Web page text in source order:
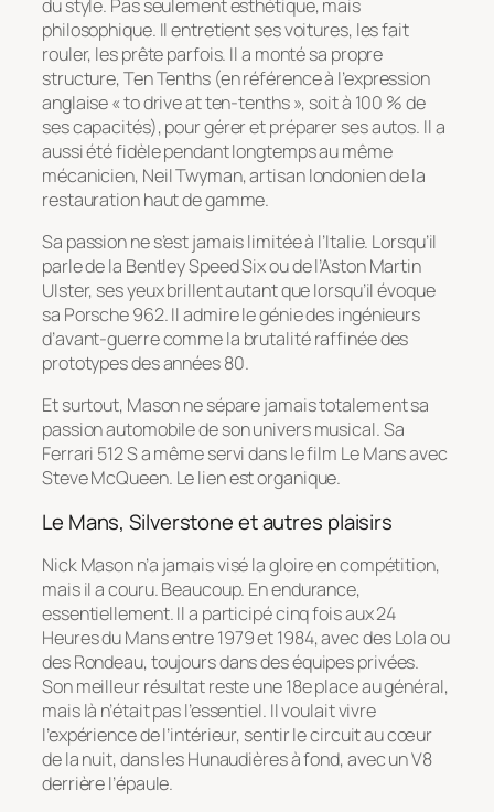
du style. Pas seulement esthétique, mais
philosophique. Il entretient ses voitures, les fait
rouler, les prête parfois. Il a monté sa propre
structure, Ten Tenths (en référence à l’expression
anglaise « to drive at ten-tenths », soit à 100 % de
ses capacités), pour gérer et préparer ses autos. Il a
aussi été fidèle pendant longtemps au même
mécanicien, Neil Twyman, artisan londonien de la
restauration haut de gamme.
Sa passion ne s’est jamais limitée à l’Italie. Lorsqu’il
parle de la Bentley Speed Six ou de l’Aston Martin
Ulster, ses yeux brillent autant que lorsqu’il évoque
sa Porsche 962. Il admire le génie des ingénieurs
d’avant-guerre comme la brutalité raffinée des
prototypes des années 80.
Et surtout, Mason ne sépare jamais totalement sa
passion automobile de son univers musical. Sa
Ferrari 512 S a même servi dans le film Le Mansavec
Steve McQueen. Le lien est organique.
Le Mans, Silverstone et autres plaisirs
Nick Mason n’a jamais visé la gloire en compétition,
mais il a couru. Beaucoup. En endurance,
essentiellement. Il a participé cinq fois aux 24
Heures du Mans entre 1979 et 1984, avec des Lola ou
des Rondeau, toujours dans des équipes privées.
Son meilleur résultat reste une 18e place au général,
mais là n’était pas l’essentiel. Il voulait vivre
l’expérience de l’intérieur, sentir le circuit au cœur
de la nuit, dans les Hunaudières à fond, avec un V8
derrière l’épaule.